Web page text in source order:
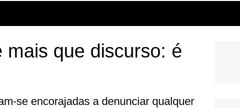
mais que discurso: é
se encorajadas a denunciar qualquer